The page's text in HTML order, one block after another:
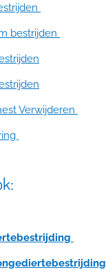
bestrijden
Verwijderen